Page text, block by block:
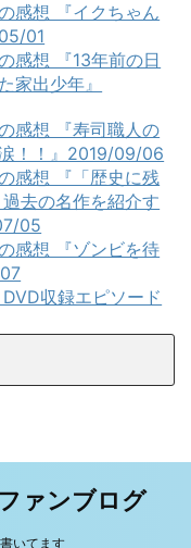
感想 『イクちゃん
01
感想 『13年前の日
家出少年』
感想 『寿司職人の
！！』2019/09/06
感想 『「歴史に残
去の名作を紹介す
05
感想 『ゾンビを待
収録エピソード
ァンブログ
いてます